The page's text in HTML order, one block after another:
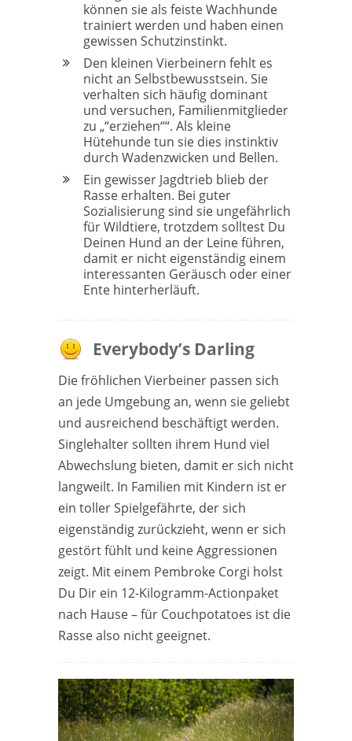
können sie als feiste Wachhunde
trainiert werden und haben einen
gewissen Schutzinstinkt.
Den kleinen Vierbeinern fehlt es
nicht an Selbstbewusstsein. Sie
verhalten sich häufig dominant
und versuchen, Familienmitglieder
zu „“erziehen““. Als kleine
Hütehunde tun sie dies instinktiv
durch Wadenzwicken und Bellen.
Ein gewisser Jagdtrieb blieb der
Rasse erhalten. Bei guter
Sozialisierung sind sie ungefährlich
für Wildtiere, trotzdem solltest Du
Deinen Hund an der Leine führen,
damit er nicht eigenständig einem
interessanten Geräusch oder einer
Ente hinterherläuft.
Everybody’s Darling
Die fröhlichen Vierbeiner passen sich
an jede Umgebung an, wenn sie geliebt
und ausreichend beschäftigt werden.
Singlehalter sollten ihrem Hund viel
Abwechslung bieten, damit er sich nicht
langweilt. In Familien mit Kindern ist er
ein toller Spielgefährte, der sich
eigenständig zurückzieht, wenn er sich
gestört fühlt und keine Aggressionen
zeigt. Mit einem Pembroke Corgi holst
Du Dir ein 12-Kilogramm-Actionpaket
nach Hause – für Couchpotatoes ist die
Rasse also nicht geeignet.